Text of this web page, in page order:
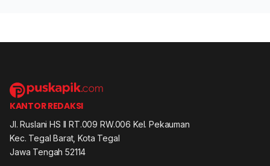
KANTOR REDAKSI
Jl. Ruslani HS II RT.009 RW.006 Kel. Pekauman
Kec. Tegal Barat, Kota Tegal
Jawa Tengah 52114